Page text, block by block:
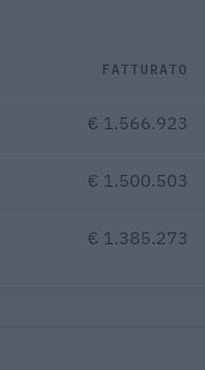
FATTURATO
€ 1.566.923
€ 1.500.503
€ 1.385.273